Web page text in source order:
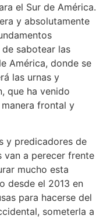
el Sur de América.
y absolutamente
sabotear las
América, donde se
las urnas y
que ha venido
frontal y
y predicadores de
van a perecer frente
mucho esta
desde el 2013 en
para hacerse del
someterla a